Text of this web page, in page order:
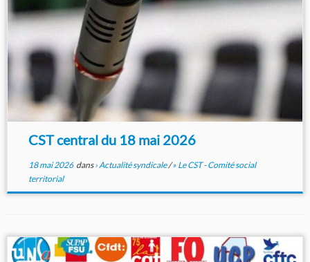
CST central du 18 mai 2026
18 mai 2026dans› Actualité syndicale/» Le CST - Comité social
territorial